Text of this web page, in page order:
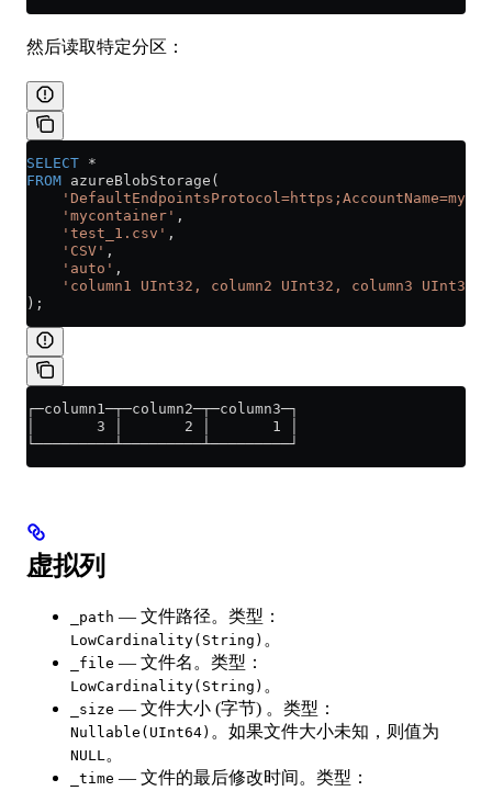
然后读取特定分区：
SELECT *
FROM azureBlobStorage(
    'mycontainer'
,
    'test_1.csv'
,
    'CSV'
,
    'auto'
,
    'column1 UInt32, column2 UInt32, column3 UInt32'
);
┌─column1─┬─column2─┬─column3─┐
│       3 │       2 │       1 │
└─────────┴─────────┴─────────┘
虚拟列
_path — 文件路径。类型：
LowCardinality(String) 。
_file — 文件名。类型：
LowCardinality(String) 。
_size — 文件大小 (字节) 。类型：
Nullable(UInt64) 。如果文件大小未知，则值为
NULL 。
_time — 文件的最后修改时间。类型：